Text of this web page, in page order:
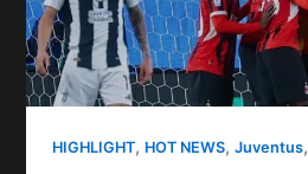
HIGHLIGHT, HOT NEWS,Juventus,